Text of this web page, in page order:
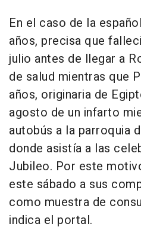
En el caso de la
años, precisa que
julio antes de llegar a
de salud mientras que
años, originaria de
agosto de un infarto
autobús a la parroquia
donde asistía a las
Jubileo. Por este
este sábado a sus
como muestra de
indica el portal.